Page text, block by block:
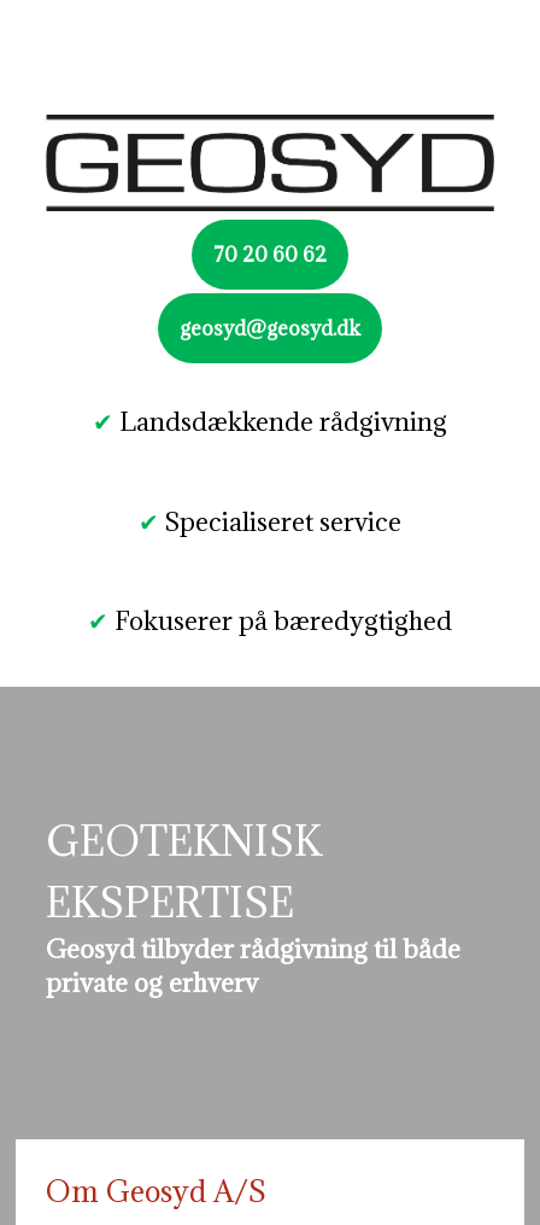
70 20 60 62
geosyd@geosyd.dk
✔ Landsdækkende rådgivning​
✔ Specialiseret service
✔ Fokuserer på bæredygtighed
GEOTEKNISK
EKSPERTISE
Geosyd tilbyder rådgivning til både
private og erhverv
Om Geosyd A/S​